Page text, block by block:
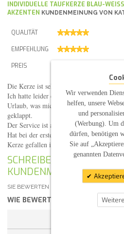
INDIVIDUELLE TAUFKERZE BLAU-
KZENTEN
KUNDENMEINUNG VON
QUALITÄT
EMPFEHLUNG
PREIS
Die Kerze ist sehr sehr schön geworden.
Ich hatte leider etwas kurzfristig bestellt
Urlaub, was mich enorm unter Stress
geklappt.
Der Service ist auch klasse.
Hat bei der ersten Und dieser Bestellung
Kerze gefallen immer allen.(Veröffentlicht
SCHREIBEN SIE IHRE
KUNDENMEINUNG
SIE BEWERTEN DEN ARTIKEL:
WIE BEWERTEN SIE DIESEN
Wir verwenden
helfen, unsere
und
(Werbung). Um
dürfen, benötigen
Sie auf
genannten